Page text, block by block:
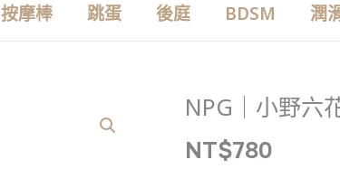
按摩棒 跳蛋 後庭 BDSM 潤
NPG｜小野六
NT$780
NPG
小